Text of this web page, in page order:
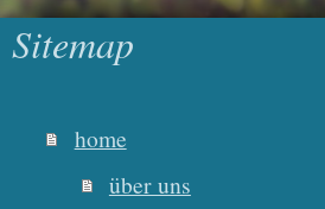
Sitemap
home
über uns